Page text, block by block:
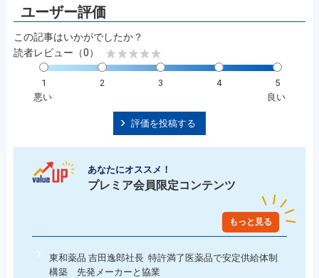
この記事はいかがでしたか？
読者レビュー（0）
1 2 3 4
5
悪い
良い
評価を投稿する
あなたにオススメ！
プレミア会員限定コンテンツ
もっと見る
東和薬品 吉田逸郎社長 特許満了医薬品で安定供給体制
構築 先発メーカーと協業